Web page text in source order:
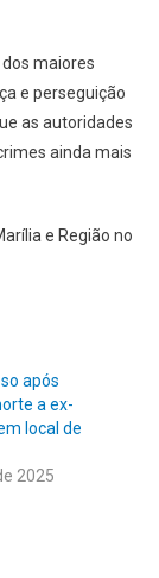
maiores
e perseguição
as autoridades
ainda mais
e Região no
após
a ex-
local de
2025